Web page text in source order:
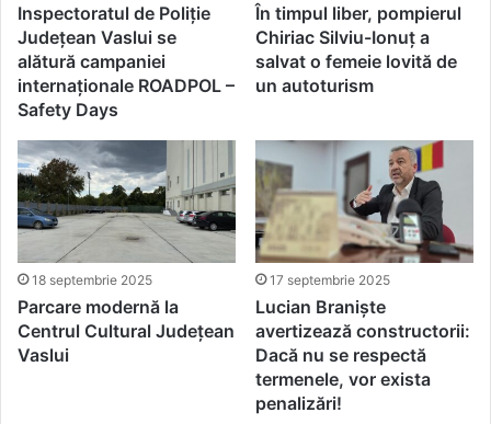
Inspectoratul de Poliție
Județean Vaslui se
alătură campaniei
internaționale ROADPOL –
Safety Days
În timpul liber, pompierul
Chiriac Silviu-Ionuț a
salvat o femeie lovită de
un autoturism
18 septembrie 2025
Parcare modernă la
Centrul Cultural Județean
Vaslui
17 septembrie 2025
Lucian Braniște
avertizează constructorii:
Dacă nu se respectă
termenele, vor exista
penalizări!